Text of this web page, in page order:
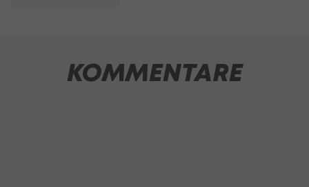
KOMMENTARE